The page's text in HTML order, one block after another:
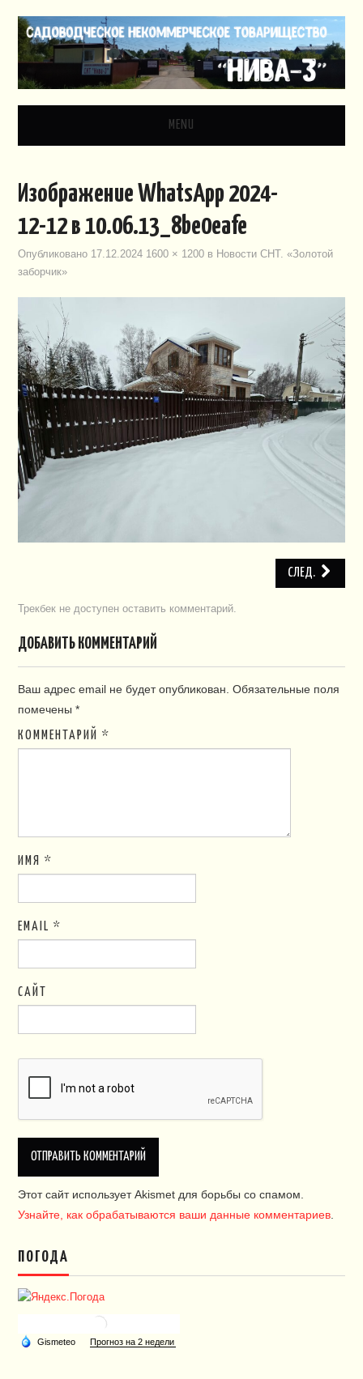
MENU
НОВОСТИ
ДОКУМЕНТЫ
ВИДЕО
ПЛАН СНТ
КОНТАКТЫ
СЛУЖБЫ
Изображение WhatsApp 2024-
12-12 в 10.06.13_8be0eafe
Опубликовано 17.12.2024 1600 × 1200 в Новости СНТ. «Золотой
заборчик»
СЛЕД.
Трекбек не доступеноставить комментарий
ДОБАВИТЬ КОММЕНТАРИЙ
Ваш адрес email не будет опубликован. Обязательные поля
помечены*
КОММЕНТАРИЙ*
ИМЯ*
EMAIL*
САЙТ
Этот сайт использует Akismet для борьбы со спамом.
Узнайте, как обрабатываются ваши данные комментариев
ПОГОДА